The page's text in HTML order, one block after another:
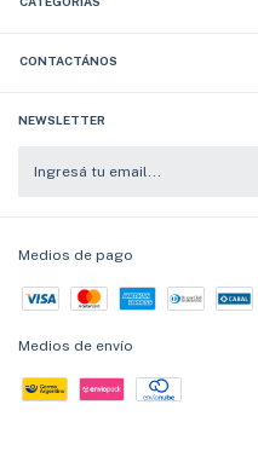
CONTACTÁNOS
NEWSLETTER
Medios de pago
Medios de envío